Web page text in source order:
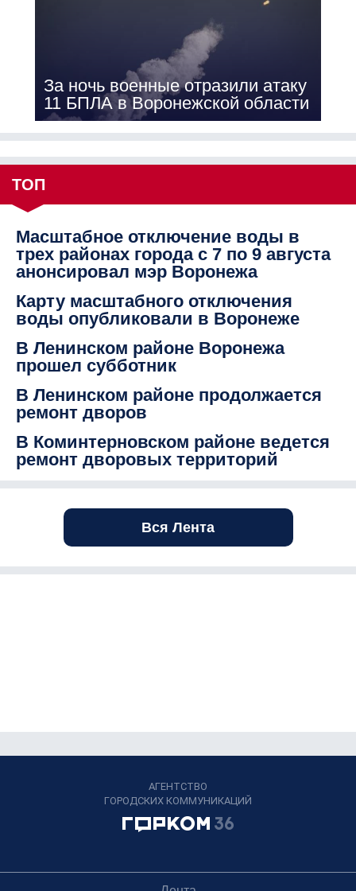
За ночь военные отразили атаку
11 БПЛА в Воронежской области
ТОП
Масштабное отключение воды в
трех районах города с 7 по 9 августа
анонсировал мэр Воронежа
Карту масштабного отключения
воды опубликовали в Воронеже
В Ленинском районе Воронежа
прошел субботник
В Ленинском районе продолжается
ремонт дворов
В Коминтерновском районе ведется
ремонт дворовых территорий
Вся Лента
АГЕНТСТВО
ГОРОДСКИХ КОММУНИКАЦИЙ